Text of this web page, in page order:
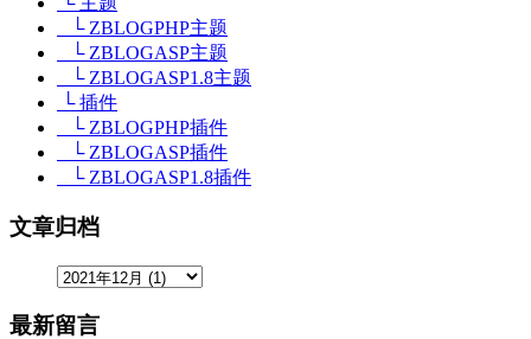
└ ZBLOGPHP主题
└ ZBLOGASP主题
└ ZBLOGASP1.8主题
└ 插件
└ ZBLOGPHP插件
└ ZBLOGASP插件
└ ZBLOGASP1.8插件
文章归档
最新留言